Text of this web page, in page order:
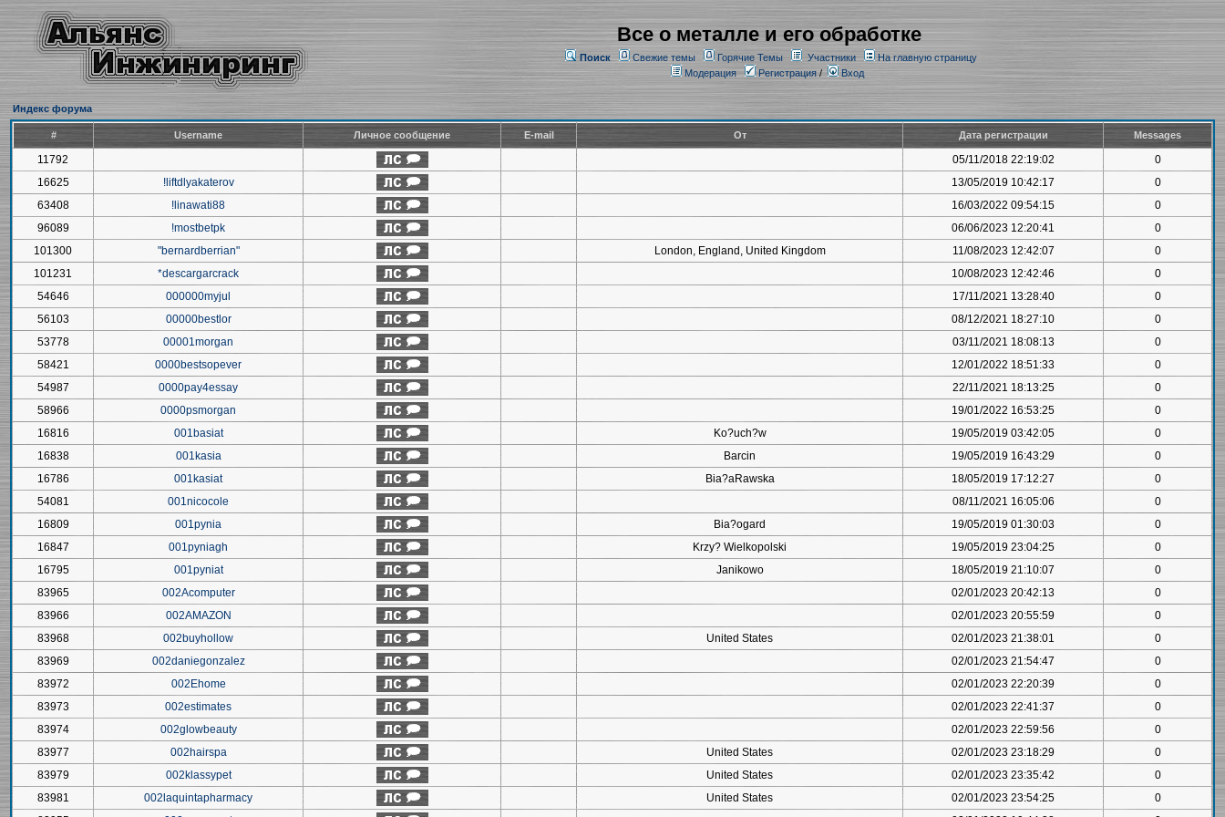
Все о металле и его обработке
Поиск Свежие темы Горячие Темы Участники
На главную страницу
Модерация
Регистрация/ Вход
Индекс форума
# Username Личное сообщение E-mail От Дата регистрации Messages
11792 05/11/2018 22:19:02
0
16625
!liftdlyakaterov 13/05/2019 10:42:17
0
63408
!linawati88 16/03/2022 09:54:15
0
96089
!mostbetpk 06/06/2023 12:20:41
0
101300
"bernardberrian" London, England, United Kingdom 11/08/2023 12:42:07
0
101231
*descargarcrack 10/08/2023 12:42:46
0
54646
000000myjul 17/11/2021 13:28:40
0
56103
00000bestlor 08/12/2021 18:27:10
0
53778
00001morgan 03/11/2021 18:08:13
0
58421
0000bestsopever 12/01/2022 18:51:33
0
54987
0000pay4essay 22/11/2021 18:13:25
0
58966
0000psmorgan 19/01/2022 16:53:25
0
16816
001basiat Ko?uch?w 19/05/2019 03:42:05
0
16838
001kasia Barcin 19/05/2019 16:43:29
0
16786
001kasiat Bia?aRawska 18/05/2019 17:12:27
0
54081
001nicocole 08/11/2021 16:05:06
0
16809
001pynia Bia?ogard 19/05/2019 01:30:03
0
16847
001pyniagh Krzy? Wielkopolski 19/05/2019 23:04:25
0
16795
001pyniat Janikowo 18/05/2019 21:10:07
0
83965
002Acomputer 02/01/2023 20:42:13
0
83966
002AMAZON 02/01/2023 20:55:59
0
83968
002buyhollow United States 02/01/2023 21:38:01
0
83969
002daniegonzalez 02/01/2023 21:54:47
0
83972
002Ehome 02/01/2023 22:20:39
0
83973
002estimates 02/01/2023 22:41:37
0
83974
002glowbeauty 02/01/2023 22:59:56
0
83977
002hairspa United States 02/01/2023 23:18:29
0
83979
002klassypet United States 02/01/2023 23:35:42
0
83981
002laquintapharmacy United States 02/01/2023 23:54:25
0